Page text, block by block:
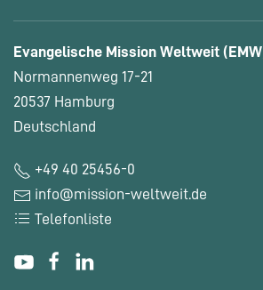
Evangelische Mission Weltweit
Normannenweg 17-21
20537 Hamburg
Deutschland
+49 40 25456-0
info@mission-weltweit.de
Telefonliste